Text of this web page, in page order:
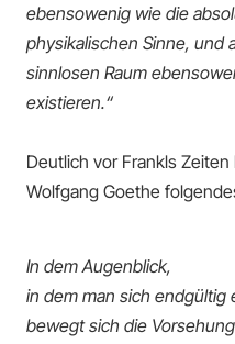
ebensowenig wie die
physikalischen Sinne, und
sinnlosen Raum
existieren.“
Deutlich vor Frankls
Wolfgang Goethe
In dem Augenblick,
in dem man sich endgültig
bewegt sich die